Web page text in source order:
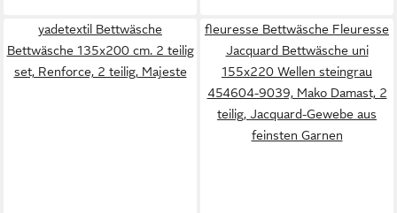
yadetextil Bettwäsche
Bettwäsche 135x200 cm. 2 teilig
set, Renforce, 2 teilig, Majeste
fleuresse Bettwäsche Fleuresse
Jacquard Bettwäsche uni
155x220 Wellen steingrau
454604-9039, Mako Damast, 2
teilig, Jacquard-Gewebe aus
feinsten Garnen